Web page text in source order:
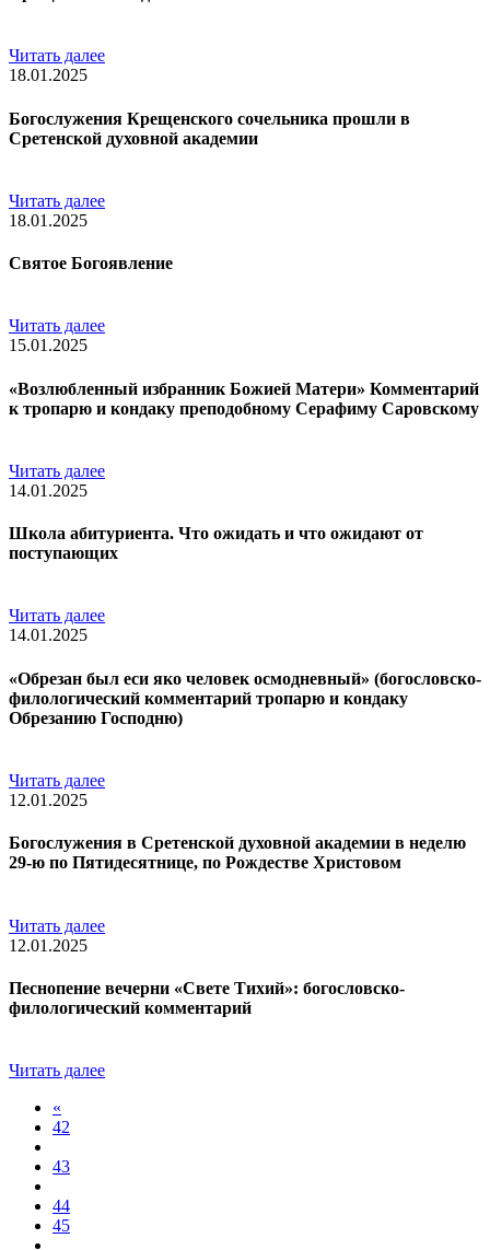
Читать далее
18.01.2025
Богослужения Крещенского сочельника прошли в
Сретенской духовной академии
Читать далее
18.01.2025
Святое Богоявление
Читать далее
15.01.2025
«Возлюбленный избранник Божией Матери» Комментарий
к тропарю и кондаку преподобному Серафиму Саровскому
Читать далее
14.01.2025
Школа абитуриента. Что ожидать и что ожидают от
поступающих
Читать далее
14.01.2025
«Обрезан был еси яко человек осмодневный» (богословско-
филологический комментарий тропарю и кондаку
Обрезанию Господню)
Читать далее
12.01.2025
Богослужения в Сретенской духовной академии в неделю
29-ю по Пятидесятнице, по Рождестве Христовом
Читать далее
12.01.2025
Песнопение вечерни «Свете Тихий»: богословско-
филологический комментарий
Читать далее
«
42
43
44
45